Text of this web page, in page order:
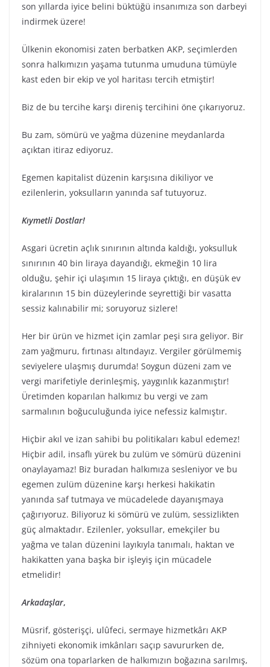
son yıllarda iyice belini büktüğü insanımıza son darbeyi
indirmek üzere!
Ülkenin ekonomisi zaten berbatken AKP, seçimlerden
sonra halkımızın yaşama tutunma umuduna tümüyle
kast eden bir ekip ve yol haritası tercih etmiştir!
Biz de bu tercihe karşı direniş tercihini öne çıkarıyoruz.
Bu zam, sömürü ve yağma düzenine meydanlarda
açıktan itiraz ediyoruz.
Egemen kapitalist düzenin karşısına dikiliyor ve
ezilenlerin, yoksulların yanında saf tutuyoruz.
Kıymetli Dostlar!
Asgari ücretin açlık sınırının altında kaldığı, yoksulluk
sınırının 40 bin liraya dayandığı, ekmeğin 10 lira
olduğu, şehir içi ulaşımın 15 liraya çıktığı, en düşük ev
kiralarının 15 bin düzeylerinde seyrettiği bir vasatta
sessiz kalınabilir mi; soruyoruz sizlere!
Her bir ürün ve hizmet için zamlar peşi sıra geliyor. Bir
zam yağmuru, fırtınası altındayız. Vergiler görülmemiş
seviyelere ulaşmış durumda! Soygun düzeni zam ve
vergi marifetiyle derinleşmiş, yaygınlık kazanmıştır!
Üretimden koparılan halkımız bu vergi ve zam
sarmalının boğuculuğunda iyice nefessiz kalmıştır.
Hiçbir akıl ve izan sahibi bu politikaları kabul edemez!
Hiçbir adil, insaflı yürek bu zulüm ve sömürü düzenini
onaylayamaz! Biz buradan halkımıza sesleniyor ve bu
egemen zulüm düzenine karşı herkesi hakikatin
yanında saf tutmaya ve mücadelede dayanışmaya
çağırıyoruz. Biliyoruz ki sömürü ve zulüm, sessizlikten
güç almaktadır. Ezilenler, yoksullar, emekçiler bu
yağma ve talan düzenini layıkıyla tanımalı, haktan ve
hakikatten yana başka bir işleyiş için mücadele
etmelidir!
Arkadaşlar,
Müsrif, gösterişçi, ulûfeci, sermaye hizmetkârı AKP
zihniyeti ekonomik imkânları saçıp savururken de,
sözüm ona toparlarken de halkımızın boğazına sarılmış,